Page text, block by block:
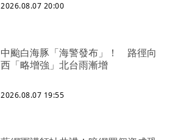
2026.08.07 20:00
中颱白海豚「海警發布」！ 路徑向
西「略增強」北台雨漸增
2026.08.07 19:55